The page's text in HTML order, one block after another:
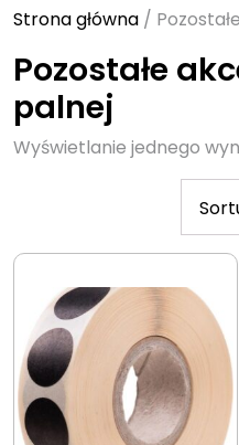
Strona główna /
Pozostałe
palnej
Wyświetlanie jednego